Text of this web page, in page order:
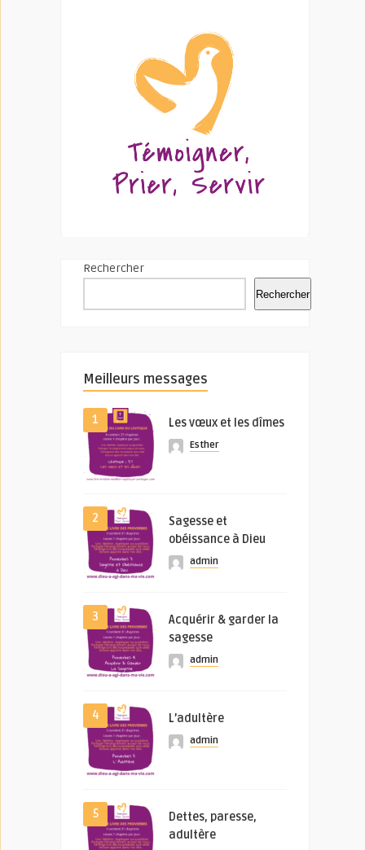
Rechercher
Rechercher
Meilleurs messages
1 Les vœux et les dîmes
Esther
2
Sagesse et
obéissance à Dieu
admin
3
Acquérir & garder la
sagesse
admin
4 L’adultère
admin
5
Dettes, paresse,
adultère